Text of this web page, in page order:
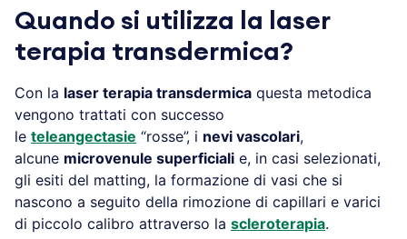
Quando si utilizza la laser
terapia transdermica?
Con la laser terapia transdermica questa metodica
vengono trattati con successo
le teleangectasie “rosse”, i nevi vascolari,
alcune microvenule superficiali e, in casi selezionati,
gli esiti del matting, la formazione di vasi che si
nascono a seguito della rimozione di capillari e varici
di piccolo calibro attraverso la scleroterapia.